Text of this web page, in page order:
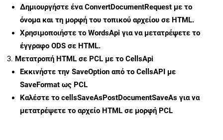
Δημιουργήστε έναConvertDocumentRequest με το
όνομα και τη μορφή του τοπικού αρχείου σε HTML.
Χρησιμοποιήστε το WordsApi για να μετατρέψετε το
έγγραφο ODS σε HTML.
Μετατροπή HTML σε PCL με το CellsApi
Εκκινήστε την SaveOption από το CellsAPI με
SaveFormat ως PCL
Καλέστε το cellsSaveAsPostDocumentSaveAs για να
μετατρέψετε το αρχείο HTML σε μορφή PCL